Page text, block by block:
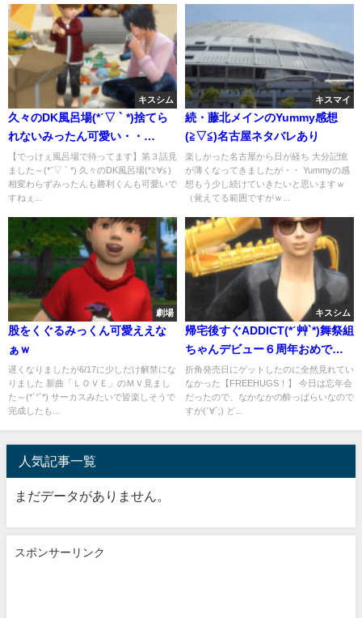
キスシム
久々のDK風呂場(*ˊ▽ ` *)捨てら
れないみったん可愛い・・
(*ˊ﹃`*)
【でっけぇ風呂場で待ってます】第３話見
ました～(*ˊ▽ ` *) 久々のDK風呂場(*≧∀≦)
相変わらずみったんも勝利くんも可愛いで
すねぇ...
キスマイ
続・藤北メインのYummy感想
(≧▽≦)名古屋ネタバレあり
楽しかった名古屋から日が経ち 大分記憶
が薄くなってきましたが・・ Yummyの感
想もう少し続けていきたいと思いますｗ
（覚えてる範囲ですがｗ...
劇場
股をくぐるみっくん可愛ええな
ぁｗ
遅くなりましたが6/17に少しだけ解禁にな
りました 新曲「ＬＯＶＥ」のＭＶ見まし
た～(*´°`*) サーカスみたいで皆楽しそうで
完成したも...
キスシム
帰宅後すぐADDICT(*ˊ艸`*)舞祭組
ちゃんデビュー６周年おめでと
うございます～！
折角発売日にゲットしたのに全然見れてい
なかった【FREEHUGS！】 今日は忘年会
だったので、なかなかの酔っぱらいなので
すが(ˊ∀`;) ど...
人気記事一覧
まだデータがありません。
スポンサーリンク